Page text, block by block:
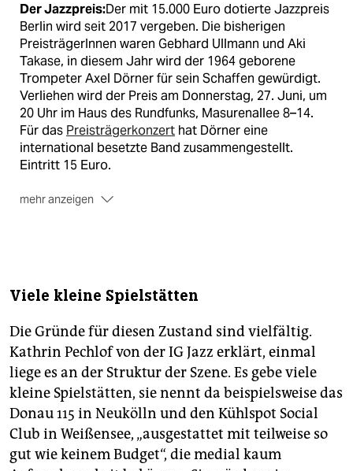
Der Jazzpreis:Der mit 15.000 Euro dotierte Jazzpreis
Berlin wird seit 2017 vergeben. Die bisherigen
PreisträgerInnen waren Gebhard Ullmann und Aki
Takase, in diesem Jahr wird der 1964 geborene
Trompeter Axel Dörner für sein Schaffen gewürdigt.
Verliehen wird der Preis am Donnerstag, 27. Juni, um
20 Uhr im Haus des Rundfunks, Masurenallee 8–14.
Für das Preisträgerkonzert hat Dörner eine
international besetzte Band zusammengestellt.
Eintritt 15 Euro.
mehr anzeigen
statt, deren Besonderheit die ist, dass da eben gar
auf dem „Normalprogramm“ mit der Fülle, was da in
der Stadt an Jazz und improvisierter Musik passiert.
Fast 40 Clubs, über 100 Veranstaltungen, Programm:
www.field-notes.berlin.
Viele kleine Spielstätten
Die Gründe für diesen Zustand sind vielfältig.
Kathrin Pechlof von der IG Jazz erklärt, einmal
liege es an der Struktur der Szene. Es gebe viele
kleine Spielstätten, sie nennt da beispielsweise das
Donau 115 in Neukölln und den Kühlspot Social
Club in Weißensee, „ausgestattet mit teilweise so
gut wie keinem Budget“, die medial kaum